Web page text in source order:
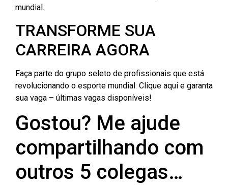
mundial.
TRANSFORME SUA
CARREIRA AGORA
Faça parte do grupo seleto de profissionais que está
revolucionando o esporte mundial. Clique aqui e garanta
sua vaga – últimas vagas disponíveis!
Gostou? Me ajude
compartilhando com
outros 5 colegas…